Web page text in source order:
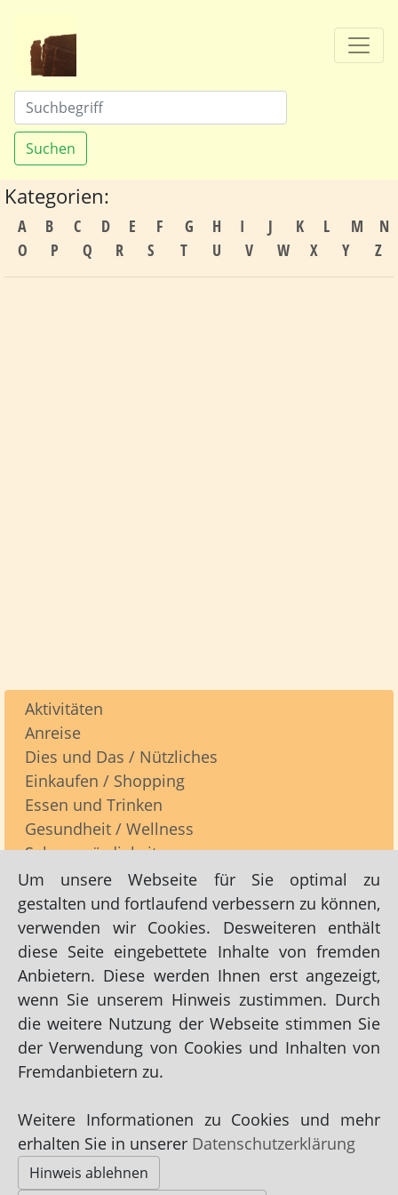
Suchen
Kategorien:
A B C D E F G H I J K L M
N
O
P Q R S T U V W X Y Z
Aktivitäten
Anreise
Dies und Das / Nützliches
Einkaufen / Shopping
Essen und Trinken
Gesundheit / Wellness
Sehenswürdigkeiten
Übernachtungen
Unterland (alle Übernachtungen)
Empfohlene Links zu Übernachtungen -> Unterland (alle
Übernachtungen):
Apartment Südstrand 13 Werner Fähland
Impressum| Datenschutz|AGB
Um unsere Webseite für Sie optimal zu
gestalten und fortlaufend verbessern zu können,
verwenden wir Cookies. Desweiteren enthält
diese Seite eingebettete Inhalte von fremden
Anbietern. Diese werden Ihnen erst angezeigt,
wenn Sie unserem Hinweis zustimmen. Durch
die weitere Nutzung der Webseite stimmen Sie
der Verwendung von Cookies und Inhalten von
Fremdanbietern zu.
Weitere Informationen zu Cookies und mehr
erhalten Sie in unserer Datenschutzerklärung
Hinweis ablehnen